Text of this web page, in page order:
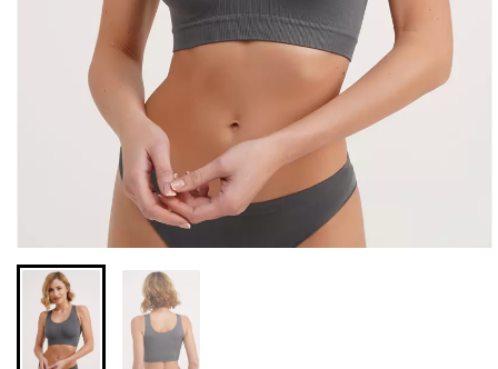
789 грн.
384 грн.549 грн.